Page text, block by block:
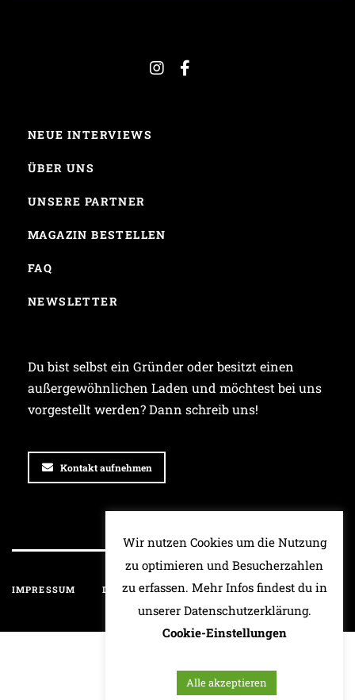
NEUE INTERVIEWS
ÜBER UNS
UNSERE PARTNER
MAGAZIN BESTELLEN
FAQ
NEWSLETTER
Du bist selbst ein Gründer oder besitzt einen
außergewöhnlichen Laden und möchtest bei uns
vorgestellt werden? Dann schreib uns!
Kontakt aufnehmen
IMPRESSUM DATENSCHUTZ HAFTUNGSAUSSCHLUSS
Wir nutzen Cookies um die Nutzung
zu optimieren und Besucherzahlen
zu erfassen. Mehr Infos findest du in
unserer Datenschutzerklärung.
Cookie-Einstellungen
Alle akzeptieren